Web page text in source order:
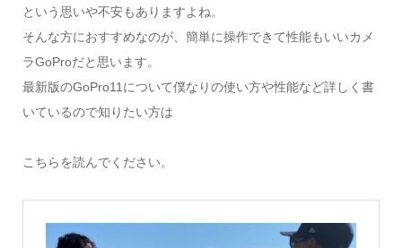
という思いや不安もありますよね。
そんな方におすすめなのが、簡単に操作できて性能もいいカメ
ラGoProだと思います。
最新版のGoPro11について僕なりの使い方や性能など詳しく書
いているので知りたい方は
こちらを読んでください。